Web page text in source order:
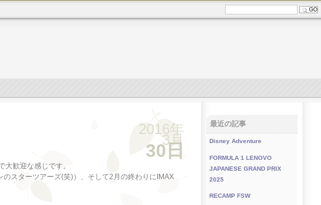
2016年
3月
30日
歓迎な感じです。
スターツアーズ(笑)）、そして2月の終わりにIMAX
最近の記事
Disney Adventure
FORMULA 1 LENOVO
JAPANESE GRAND PRIX
2025
RECAMP FSW